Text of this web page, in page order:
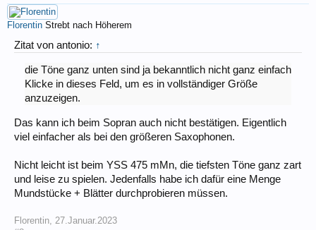
Florentin Strebt nach Höherem
Zitat von antonio: ↑
die Töne ganz unten sind ja bekanntlich nicht ganz einfach
Klicke in dieses Feld, um es in vollständiger Größe
anzuzeigen.
Das kann ich beim Sopran auch nicht bestätigen. Eigentlich
viel einfacher als bei den größeren Saxophonen.
Nicht leicht ist beim YSS 475 mMn, die tiefsten Töne ganz zart
und leise zu spielen. Jedenfalls habe ich dafür eine Menge
Mundstücke + Blätter durchprobieren müssen.
Florentin 27.Januar.2023